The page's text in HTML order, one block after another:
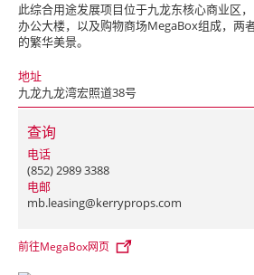
此综合用途发展项目位于九龙东核心商业区
办公大楼，以及购物商场MegaBox组成，两
的繁华美景。
地址
九龙九龙湾宏照道38号
查询
电话
(852) 2989 3388
电邮
mb.leasing@kerryprops.com
前往MegaBox网页